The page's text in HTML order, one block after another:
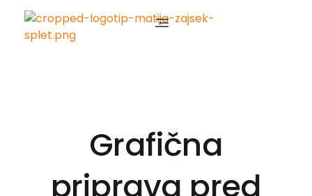
Grafična
priprava pred